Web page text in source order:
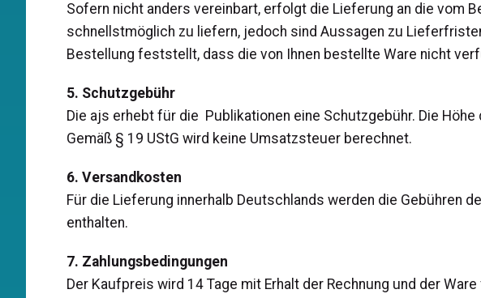
Sofern nicht anders vereinbart, erfolgt die Lieferung an die vom
schnellstmöglich zu liefern, jedoch sind Aussagen zu
Bestellung feststellt, dass die von Ihnen bestellte Ware nicht
5. Schutzgebühr
Die ajs erhebt für die Publikationen eine Schutzgebühr. Die
Gemäß § 19 UStG wird keine Umsatzsteuer berechnet.
6. Versandkosten
Für die Lieferung innerhalb Deutschlands werden die Gebühren
enthalten.
7. Zahlungsbedingungen
Der Kaufpreis wird 14 Tage mit Erhalt der Rechnung und der